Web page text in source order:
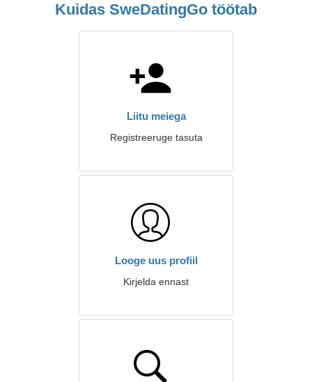
Kuidas SweDatingGo töötab
Liitu meiega
Registreeruge tasuta
Looge uus profiil
Kirjelda ennast